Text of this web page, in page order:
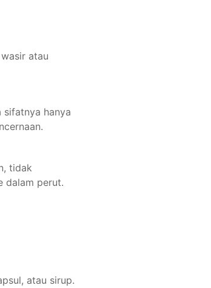
atau
sifatnya hanya
tidak
dalam perut.
atau sirup.